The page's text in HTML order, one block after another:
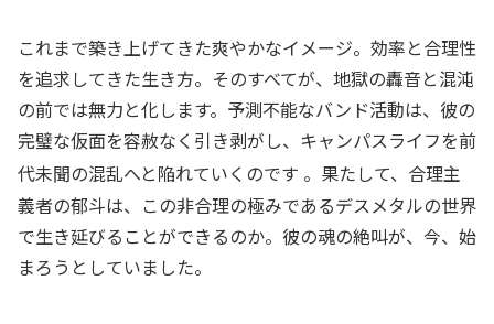
これまで築き上げてきた爽やかなイメージ。効率と合理性
を追求してきた生き方。そのすべてが、地獄の轟音と混沌
の前では無力と化します。予測不能なバンド活動は、彼の
完璧な仮面を容赦なく引き剥がし、キャンパスライフを前
代未聞の混乱へと陥れていくのです 。果たして、合理主
義者の郁斗は、この非合理の極みであるデスメタルの世界
で生き延びることができるのか。彼の魂の絶叫が、今、始
まろうとしていました。